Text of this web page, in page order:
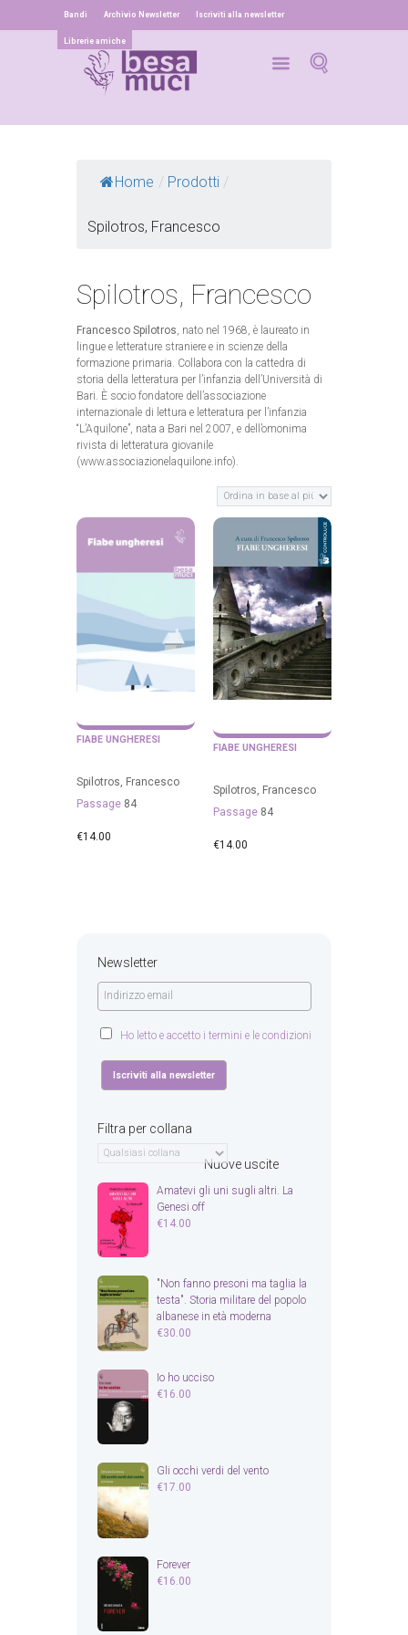
Bandi Archivio Newsletter Iscriviti alla newsletter
Librerie amiche
Home / Prodotti /
Spilotros, Francesco
Spilotros, Francesco
Francesco Spilotros , nato nel 1968, è laureato in
lingue e letterature straniere e in scienze della
formazione primaria. Collabora con la cattedra di
storia della letteratura per l’infanzia dell’Università di
Bari. È socio fondatore dell’associazione
internazionale di lettura e letteratura per l’infanzia
“L’Aquilone”, nata a Bari nel 2007, e dell’omonima
rivista di letteratura giovanile
(www.associazionelaquilone.info).
FIABE UNGHERESI
Spilotros, Francesco
Passage 84
€14.00
FIABE UNGHERESI
Spilotros, Francesco
Passage 84
€14.00
Newsletter
Ho letto e accetto i termini e le condizioni
Filtra per collana
Nuove uscite
Amatevi gli uni sugli altri. La
Genesi off
€14.00
"Non fanno presoni ma taglia la
testa". Storia militare del popolo
albanese in età moderna
€30.00
Io ho ucciso
€16.00
Gli occhi verdi del vento
€17.00
Forever
€16.00